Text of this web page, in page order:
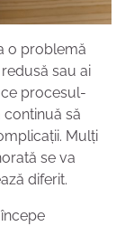
o problemă
sau ai
procesul-
să
Mulți
se va
diferit.